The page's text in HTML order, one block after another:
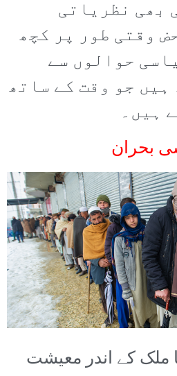
بھی نظریاتی
وقتی طور پر کچھ
حوالوں سے
ہیں جو وقت کے ساتھ
ہیں۔
بحران
کے اندر معیشت